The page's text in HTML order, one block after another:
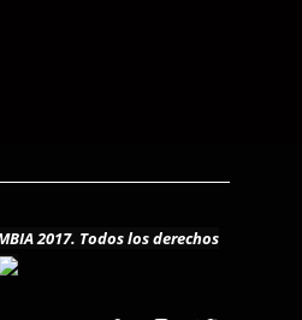
2017. Todos los derechos